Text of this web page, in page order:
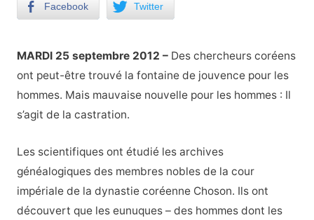
Facebook Twitter
MARDI 25 septembre 2012 –Des chercheurs coréens
ont peut-être trouvé la fontaine de jouvence pour les
hommes. Mais mauvaise nouvelle pour les hommes : Il
s’agit de la castration.
Les scientifiques ont étudié les archives
généalogiques des membres nobles de la cour
impériale de la dynastie coréenne Choson. Ils ont
découvert que les eunuques – des hommes dont les